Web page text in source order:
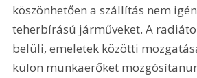
köszönhetően a szállítás nem
teherbírású járműveket. A
belüli, emeletek közötti
külön munkaerőket